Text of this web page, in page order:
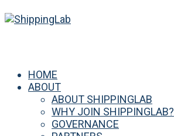
HOME
ABOUT
ABOUT SHIPPINGLAB
WHY JOIN SHIPPINGLAB?
GOVERNANCE